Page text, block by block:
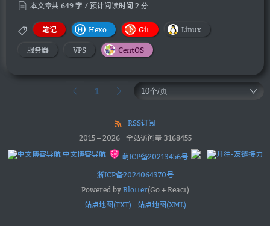
本文章共 649 字 / 预计阅读时间 2 分
笔记 Hexo Git Linux
服务器 VPS CentOS
1
RSS订阅
2015– 2026 全站访问量 3168455
中文博客导航
萌ICP备20213456号
浙ICP备2024064370号
Powered by Blotter(Go + React)
站点地图(TXT)
站点地图(XML)